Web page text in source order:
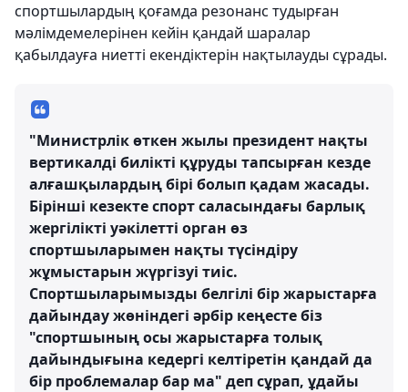
спортшылардың қоғамда резонанс тудырған
мәлімдемелерінен кейін қандай шаралар
қабылдауға ниетті екендіктерін нақтылауды сұрады.
"Министрлік өткен жылы президент нақты
вертикалді билікті құруды тапсырған кезде
алғашқылардың бірі болып қадам жасады.
Бірінші кезекте спорт саласындағы барлық
жергілікті уәкілетті орган өз
спортшыларымен нақты түсіндіру
жұмыстарын жүргізуі тиіс.
Спортшыларымызды белгілі бір жарыстарға
дайындау жөніндегі әрбір кеңесте біз
"спортшының осы жарыстарға толық
дайындығына кедергі келтіретін қандай да
бір проблемалар бар ма" деп сұрап, ұдайы